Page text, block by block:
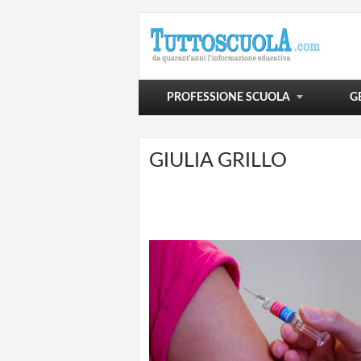
PROFESSIONE SCUOLA
POLITICA SCOLASTICA
VIVERE LA SCUOLA
SCUOLA E OLTRE
GIULIA GRILLO